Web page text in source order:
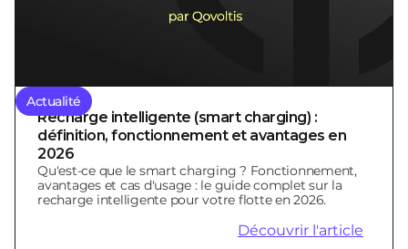
Actualité
Recharge intelligente (smart charging) :
définition, fonctionnement et avantages en
2026
Qu'est-ce que le smart charging ? Fonctionnement,
avantages et cas d'usage : le guide complet sur la
recharge intelligente pour votre flotte en 2026.
Découvrir l'article